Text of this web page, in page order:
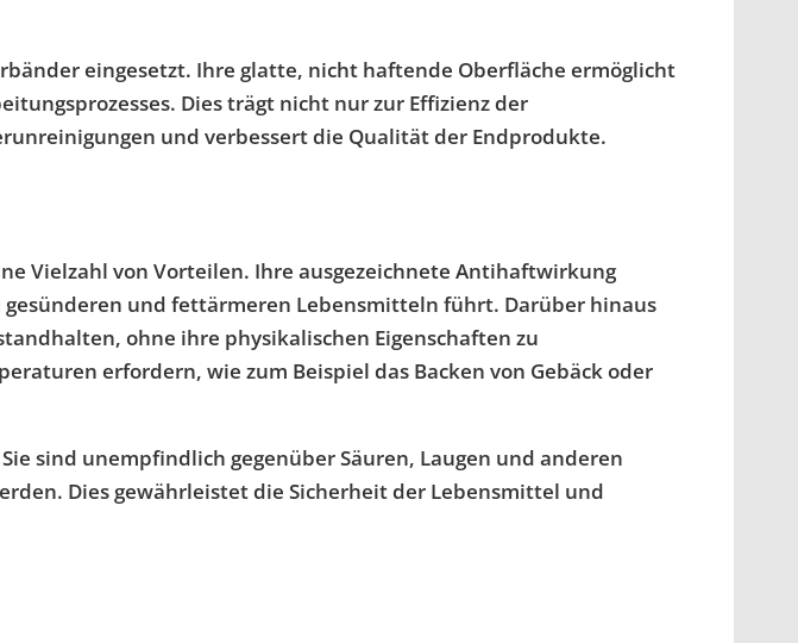
eingesetzt. Ihre glatte, nicht haftende Oberfläche ermöglicht
Dies trägt nicht nur zur Effizienz der
und verbessert die Qualität der Endprodukte.
Vielzahl von Vorteilen. Ihre ausgezeichnete Antihaftwirkung
und fettärmeren Lebensmitteln führt. Darüber hinaus
ohne ihre physikalischen Eigenschaften zu
erfordern, wie zum Beispiel das Backen von Gebäck oder
sind unempfindlich gegenüber Säuren, Laugen und anderen
Dies gewährleistet die Sicherheit der Lebensmittel und